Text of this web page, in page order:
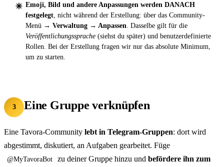
Emoji, Bild und andere Anpassungen werden DANACH
festgelegt , nicht während der Erstellung: über das Community-
Menü →Verwaltung → Anpassen . Dasselbe gilt für die
Veröffentlichungssprache (siehst du später) und benutzerdefinierte
Rollen. Bei der Erstellung fragen wir nur das absolute Minimum,
um zu starten.
3 Eine Gruppe verknüpfen
Eine Tavora-Community lebt in Telegram-Gruppen: dort wird
abgestimmt, diskutiert, an Aufgaben gearbeitet. Füge
@MyTavoraBot zu deiner Gruppe hinzu und befördere ihn zum